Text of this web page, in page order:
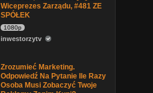
Wiceprezes Zarządu, #481 ZE
SPÓŁEK
1080p
inwestorzytv
Zrozumieć Marketing.
Odpowiedź Na Pytanie Ile Razy
Osoba Musi Zobaczyć Twoje